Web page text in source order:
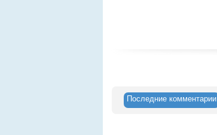
Последние комментарии